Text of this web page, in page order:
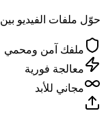
حوّل ملفات الفيديو بين MP4، WebM، MKV، وAVI
ملفك آمن ومحمي
معالجة فورية
مجاني للأبد